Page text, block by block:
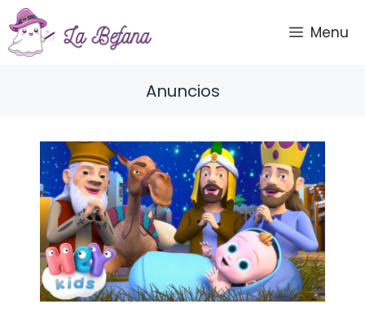
Saltar
al
contenido
Menu
Anuncios